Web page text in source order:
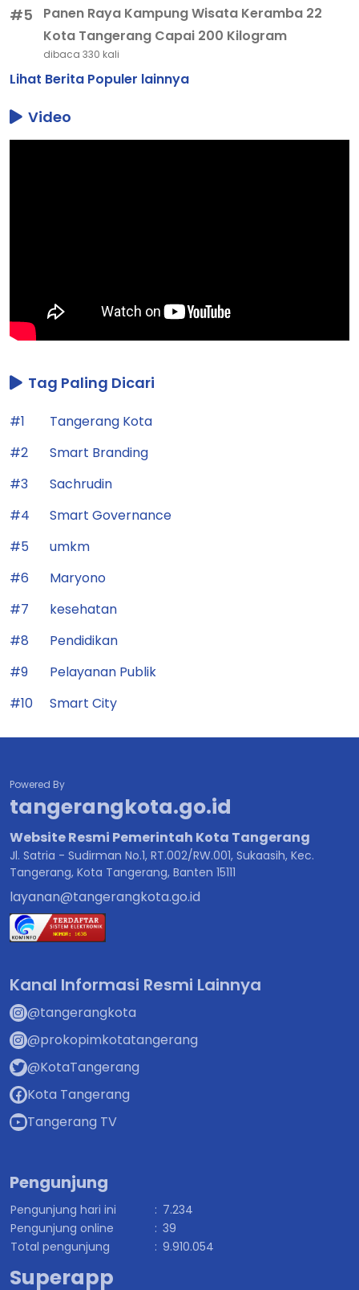
#5
Panen Raya Kampung Wisata Keramba 22
Kota Tangerang Capai 200 Kilogram
dibaca 330 kali
Lihat Berita Populer lainnya
Video
Tag Paling Dicari
#1
Tangerang Kota
#2
Smart Branding
#3
Sachrudin
#4
Smart Governance
#5
umkm
#6
Maryono
#7
kesehatan
#8
Pendidikan
#9
Pelayanan Publik
#10
Smart City
Powered By
tangerangkota.go.id
Website Resmi Pemerintah Kota Tangerang
Jl. Satria - Sudirman No.1, RT.002/RW.001, Sukaasih, Kec.
Tangerang, Kota Tangerang, Banten 15111
layanan@tangerangkota.go.id
Kanal Informasi Resmi Lainnya
@tangerangkota
@prokopimkotatangerang
@KotaTangerang
Kota Tangerang
Tangerang TV
Pengunjung
Pengunjung hari ini : 7.234
Pengunjung online
: 39
Total pengunjung
: 9.910.054
Superapp